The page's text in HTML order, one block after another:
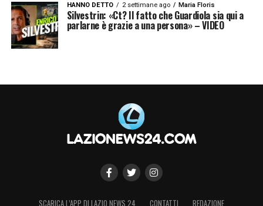
HANNO DETTO 2 settimane ago Maria Floris
Silvestrin: «Ct? Il fatto che Guardiola sia qui a
parlarne è grazie a una persona» – VIDEO
SCARICA L’APP DI LAZIO NEWS 24 CONTATTI REDAZIONE